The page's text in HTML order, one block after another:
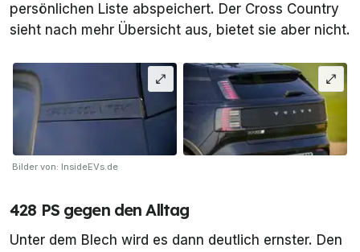
persönlichen Liste abspeichert. Der Cross Country
sieht nach mehr Übersicht aus, bietet sie aber nicht.
Bilder von: InsideEVs.de
428 PS gegen den Alltag
Unter dem Blech wird es dann deutlich ernster. Den